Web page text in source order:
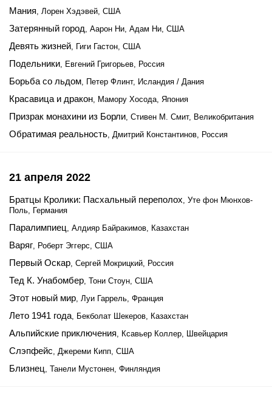
Мания, Лорен Хэдэвей, США
Затерянный город, Аарон Ни, Адам Ни, США
Девять жизней, Гиги Гастон, США
Подельники, Евгений Григорьев, Россия
Борьба со льдом, Петер Флинт, Исландия / Дания
Красавица и дракон, Мамору Хосода, Япония
Призрак монахини из Борли, Стивен М. Смит, Великобритания
Обратимая реальность, Дмитрий Константинов, Россия
21 апреля 2022
Братцы Кролики: Пасхальный переполох, Уте фон Мюнхов-
Поль, Германия
Паралимпиец, Алдияр Байракимов, Казахстан
Варяг, Роберт Эггерс, США
Первый Оскар, Сергей Мокрицкий, Россия
Тед К. Унабомбер, Тони Стоун, США
Этот новый мир, Луи Гаррель, Франция
Лето 1941 года, Бекболат Шекеров, Казахстан
Альпийские приключения, Ксавьер Коллер, Швейцария
Слэпфейс, Джереми Кипп, США
Близнец, Танели Мустонен, Финляндия